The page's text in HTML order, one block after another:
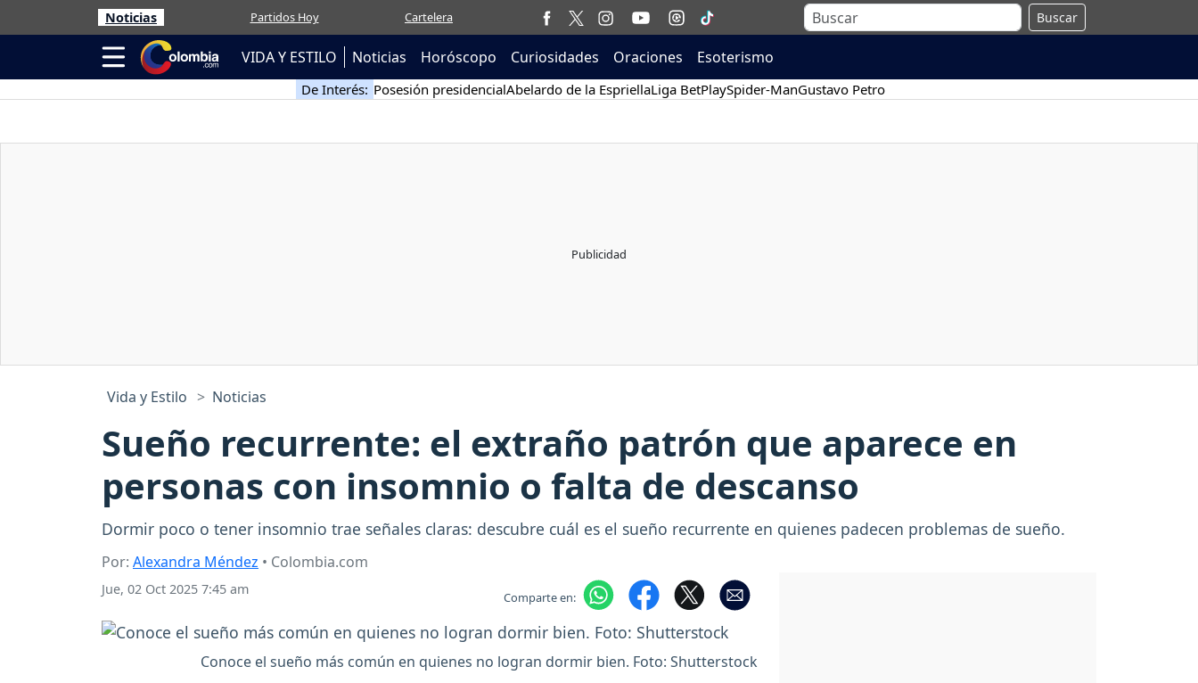
Noticias Partidos Hoy Cartelera Buscar
VIDA Y ESTILO Noticias Horóscopo Curiosidades Oraciones Esoterismo
De Interés: Posesión presidencialAbelardo de la EspriellaLiga BetPlaySpider-ManGustavo Petro
Vida y Estilo Noticias
Sueño recurrente: el extraño patrón que aparece en
personas con insomnio o falta de descanso
Dormir poco o tener insomnio trae señales claras: descubre cuál es el sueño recurrente en quienes padecen problemas de sueño.
Por: Alexandra Méndez • Colombia.com
Jue, 02 Oct 2025 7:45 am Comparte en:
Conoce el sueño más común en quienes no logran dormir bien. Foto: Shutterstock